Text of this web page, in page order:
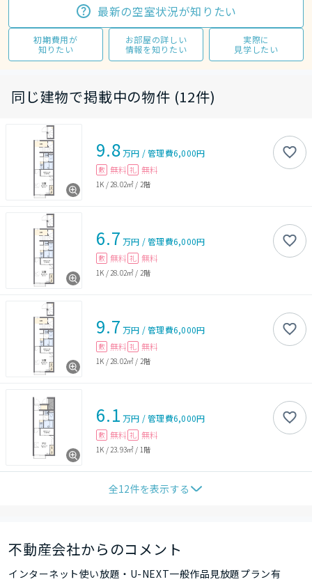
最新の空室状況が知りたい
初期費用が
知りたい
お部屋の詳しい
情報を知りたい
実際に
見学したい
同じ建物で掲載中の物件 (12件)
9.8万円 /管理費6,000円
敷 無料 礼 無料
1K / 28.02㎡ / 2階
6.7 万円 /管理費6,000円
敷 無料 礼 無料
1K / 28.02㎡ / 2階
9.7 万円 /管理費6,000円
敷 無料 礼 無料
1K / 28.02㎡ / 2階
6.1 万円 /管理費6,000円
敷 無料 礼 無料
1K / 23.93㎡ / 1階
全12件を表示する
不動産会社からのコメント
インターネット使い放題・U-NEXT一般作品見放題プラン有